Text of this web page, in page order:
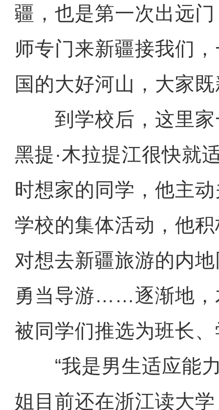
疆，也是第一次出远
师专门来新疆接我们
国的大好河山，大家
到学校后，这里家
黑提·木拉提江很快就
时想家的同学，他主
学校的集体活动，他
对想去新疆旅游的内
勇当导游……逐渐地，
被同学们推选为班长
“我是男生适应能力
姐目前还在浙江读大